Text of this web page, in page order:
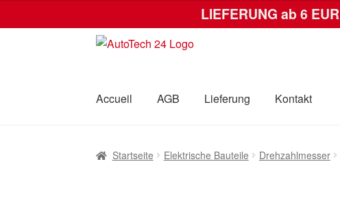
LIEFERUNG ab 6 EUR
Zur
Zum
Accueil
AGB Lieferung Kontakt
Startseite Elektrische Bauteile Drehzahlmesser